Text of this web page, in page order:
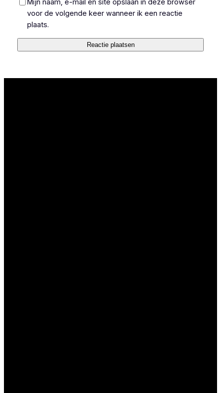
Mijn naam, e-mail en site opslaan in deze browser
voor de volgende keer wanneer ik een reactie
plaats.